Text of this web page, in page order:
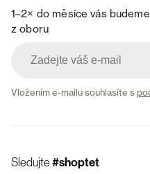
1–2× do měsíce vás
z oboru
Vložením e-mailu souhlasíte s
Sledujte#shoptet